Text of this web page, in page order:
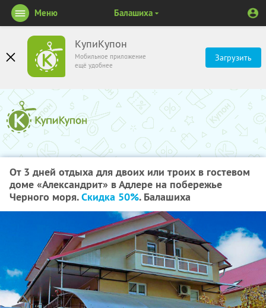
КупиКупон
Мобильное приложение
ещё удобнее
Загрузить
Меню Балашиха
От 3 дней отдыха для двоих или троих в гостевом
доме «Александрит» в Адлере на побережье
Черного моря.Скидка 50%. Балашиха